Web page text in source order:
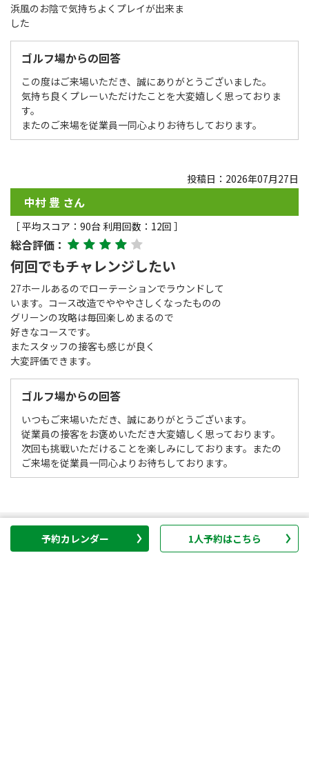
予約カレンダー 1人予約はこちら
浜風のお陰で気持ちよくプレイが出来ま
した
ゴルフ場からの回答
この度はご来場いただき、誠にありがとうございました。
気持ち良くプレーいただけたことを大変嬉しく思っておりま
す。
またのご来場を従業員一同心よりお待ちしております。
中村 豊 さん
［ 平均スコア：90台 利用回数：12回 ］
投稿日：2026年07月27日
総合評価：
何回でもチャレンジしたい
27ホールあるのでローテーションでラウンドして
います。コース改造でやややさしくなったものの
グリーンの攻略は毎回楽しめまるので
好きなコースです。
またスタッフの接客も感じが良く
大変評価できます。
ゴルフ場からの回答
いつもご来場いただき、誠にありがとうございます。
従業員の接客をお褒めいただき大変嬉しく思っております。
次回も挑戦いただけることを楽しみにしております。またの
ご来場を従業員一同心よりお待ちしております。